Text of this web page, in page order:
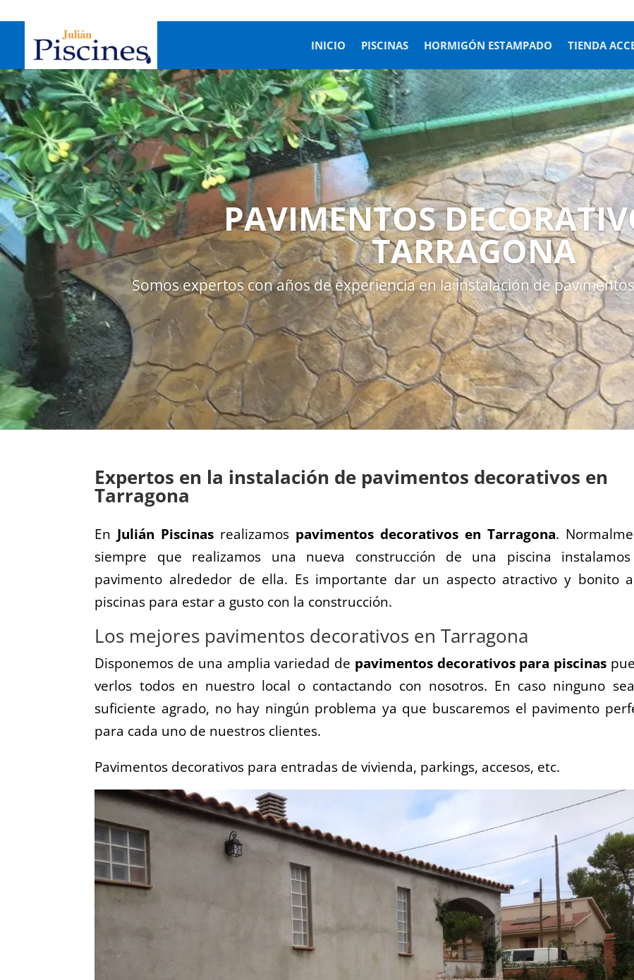
INICIO PISCINAS HORMIGÓN ESTAMPADO TIENDA
PAVIMENTOS
TARRAGONA
Somos expertos con años de experiencia en la instalación de
Expertos en la instalación de pavimentos decorativos en
Tarragona
En Julián Piscinas realizamos pavimentos decorativos en Tarragona.
siempre que realizamos una nueva construcción de una piscina
pavimento alrededor de ella. Es importante dar un aspecto atractivo y bonito
piscinas para estar a gusto con la construcción.
Los mejores pavimentos decorativos en Tarragona
Disponemos de una amplia variedad de pavimentos decorativos para piscinas
verlos todos en nuestro local o contactando con nosotros. En caso ninguno
suficiente agrado, no hay ningún problema ya que buscaremos el pavimento
para cada uno de nuestros clientes.
Pavimentos decorativos para entradas de vivienda, parkings, accesos, etc.